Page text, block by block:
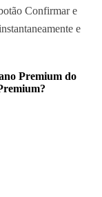
Confirmar e
e
Premium do